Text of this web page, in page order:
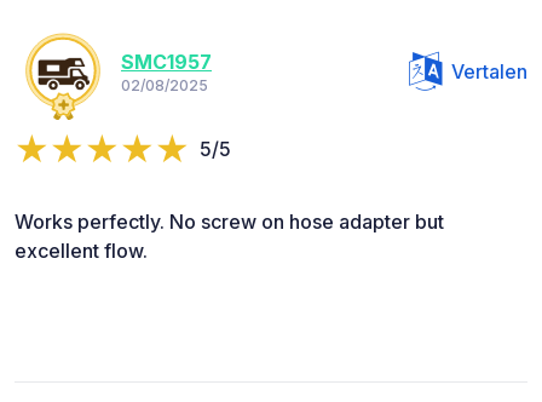
SMC1957
02/08/2025
Vertalen
5/5
Works perfectly. No screw on hose adapter but
excellent flow.